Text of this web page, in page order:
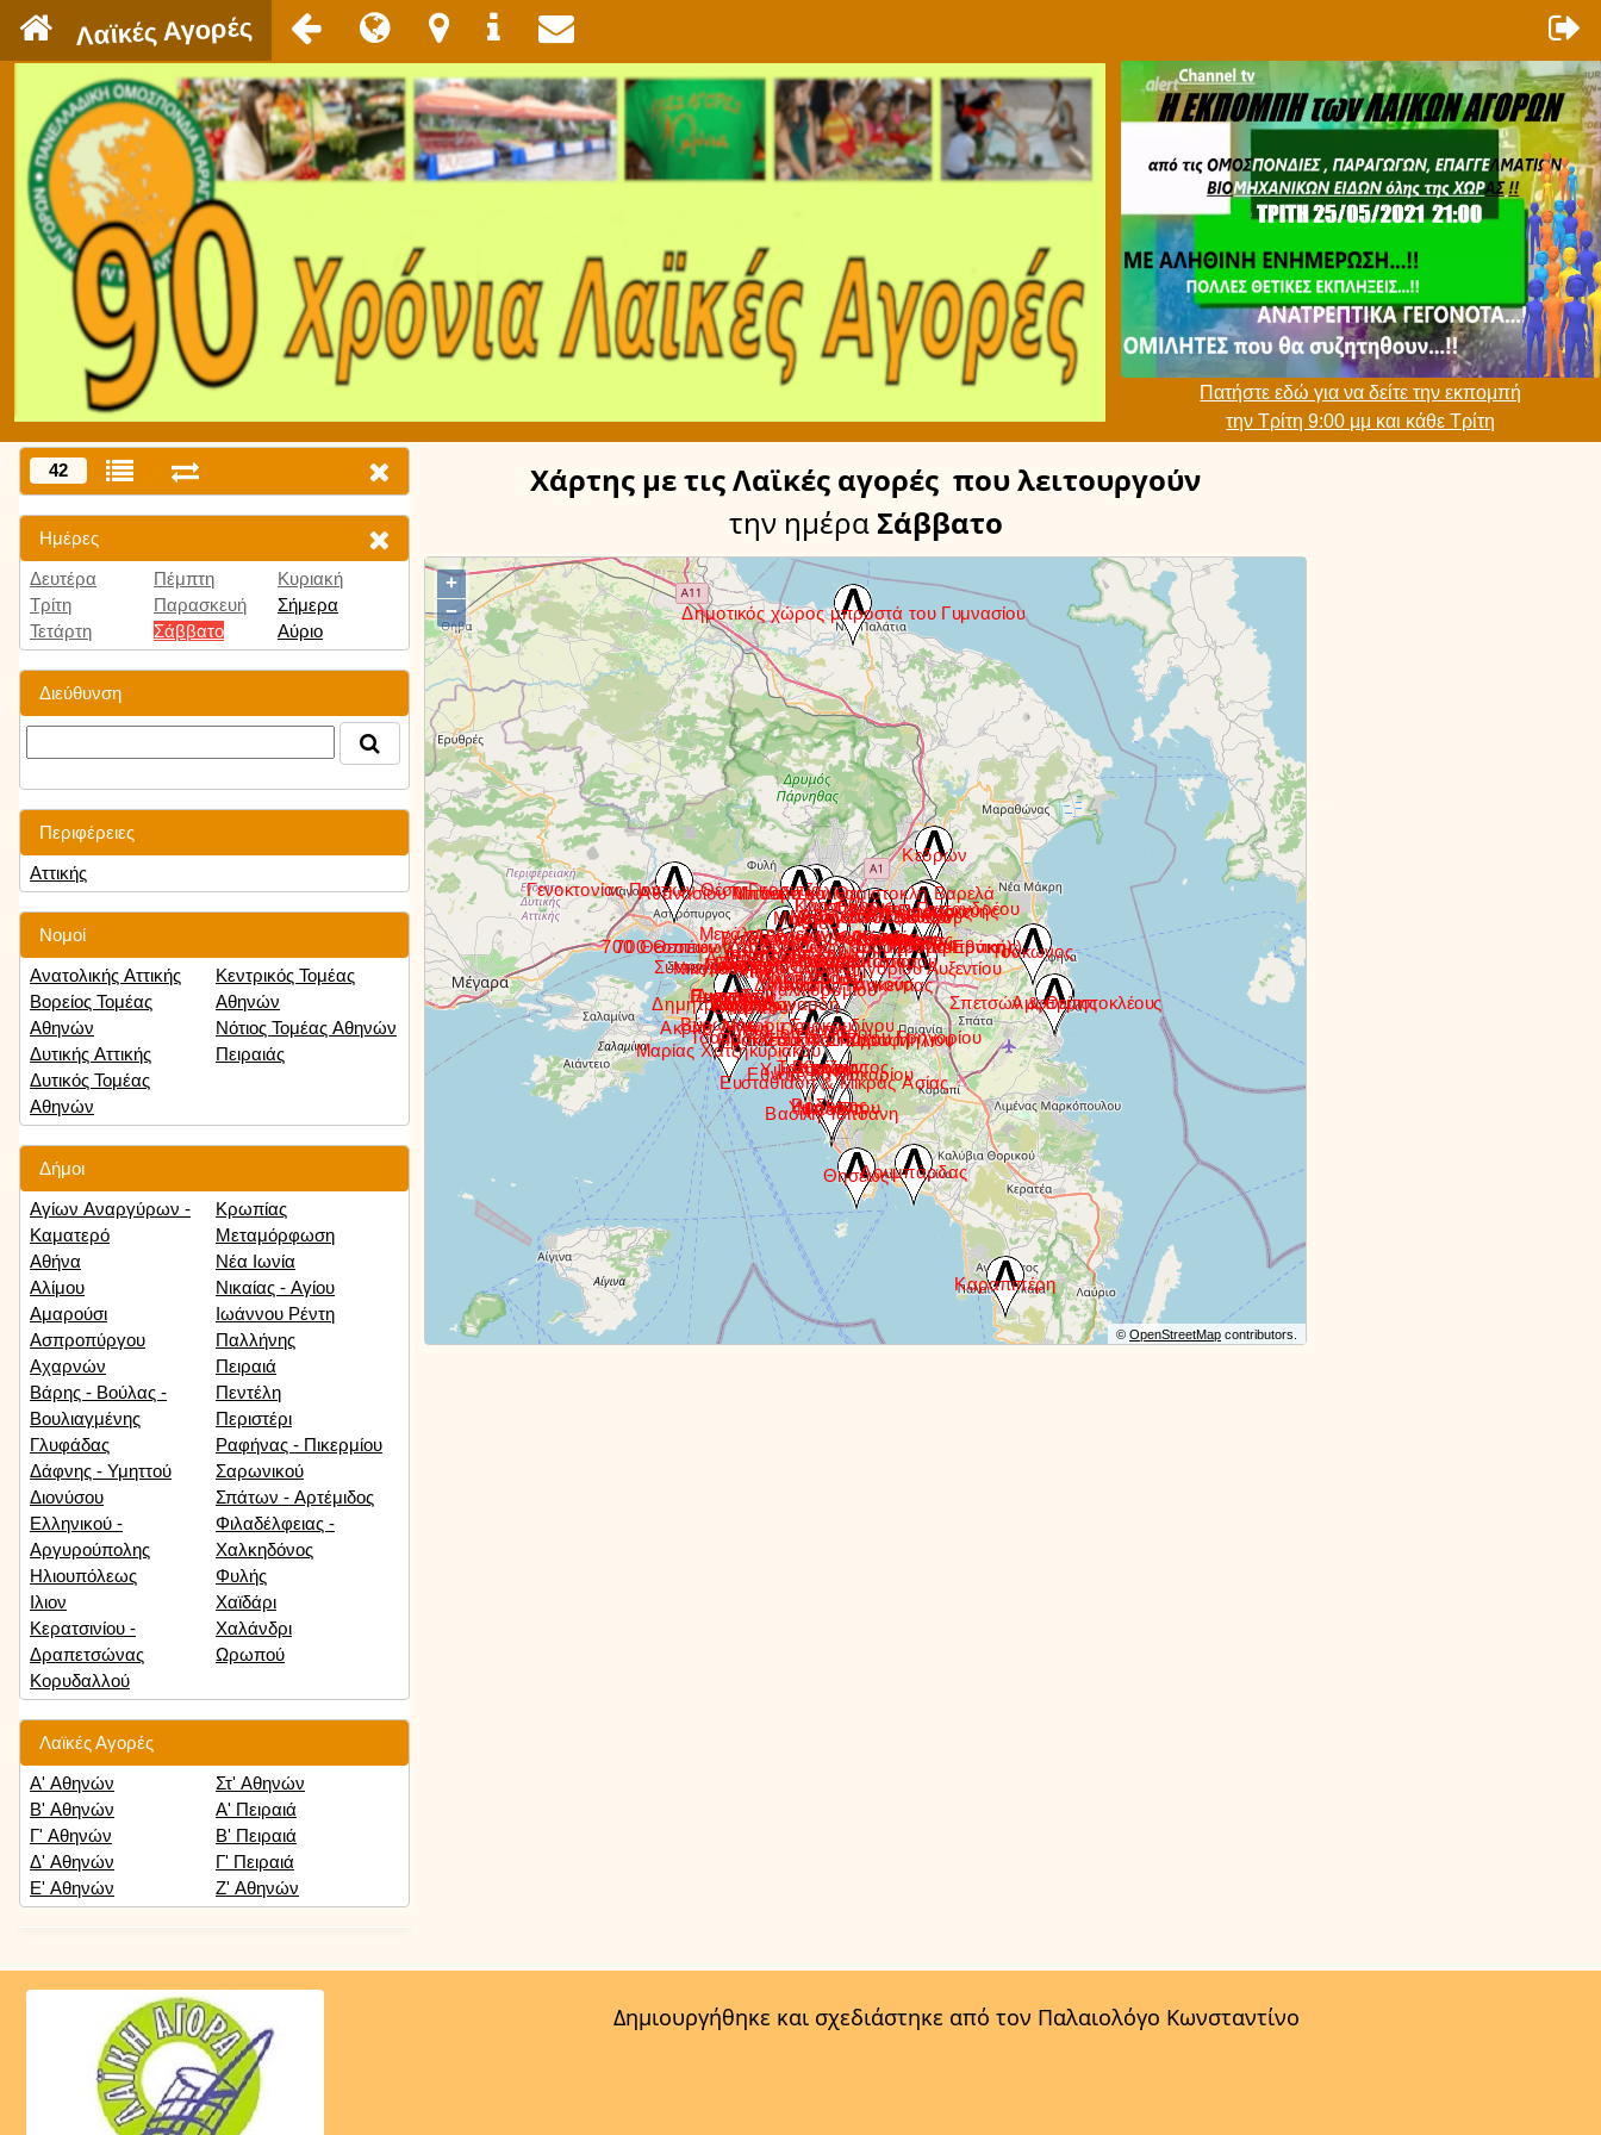
Λαϊκές Αγορές
Πατήστε εδώ για να δείτε την εκπομπή
την Τρίτη 9:00 μμ και κάθε Τρίτη
42
Ημέρες
Δευτέρα
Τρίτη
Τετάρτη
Πέμπτη
Παρασκευή
Σάββατο
Κυριακή
Σήμερα
Αύριο
Διεύθυνση
Περιφέρειες
Αττικής
Νομοί
Ανατολικής Αττικής
Βορείος Τομέας
Αθηνών
Δυτικής Αττικής
Δυτικός Τομέας
Αθηνών
Κεντρικός Τομέας
Αθηνών
Νότιος Τομέας Αθηνών
Πειραιάς
Δήμοι
Αγίων Αναργύρων -
Καματερό
Αθήνα
Αλίμου
Αμαρούσι
Ασπροπύργου
Αχαρνών
Βάρης - Βούλας -
Βουλιαγμένης
Γλυφάδας
Δάφνης - Υμηττού
Διονύσου
Ελληνικού -
Αργυρούπολης
Ηλιουπόλεως
Ιλιον
Κερατσινίου -
Δραπετσώνας
Κορυδαλλού
Κρωπίας
Μεταμόρφωση
Νέα Ιωνία
Νικαίας - Αγίου
Ιωάννου Ρέντη
Παλλήνης
Πειραιά
Πεντέλη
Περιστέρι
Ραφήνας - Πικερμίου
Σαρωνικού
Σπάτων - Αρτέμιδος
Φιλαδέλφειας -
Χαλκηδόνος
Φυλής
Χαϊδάρι
Χαλάνδρι
Ωρωπού
Λαϊκές Αγορές
Α' Αθηνών
Β' Αθηνών
Γ' Αθηνών
Δ' Αθηνών
Ε' Αθηνών
Στ' Αθηνών
Α' Πειραιά
Β' Πειραιά
Γ' Πειραιά
Ζ' Αθηνών
Χάρτης με τις Λαϊκές αγορές που λειτουργούν
την ημέραΣάββατο
+
−
©OpenStreetMap contributors.
Δημιουργήθηκε και σχεδιάστηκε από τον Παλαιολόγο Κωνσταντίνο